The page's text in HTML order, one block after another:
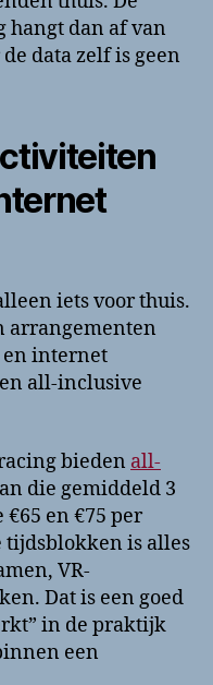
dan af van
data zelf is geen
iets voor thuis.
arrangementen
internet
all-inclusive
bieden all-
die gemiddeld 3
en €75 per
tijdsblokken is alles
VR-
Dat is een goed
in de praktijk
een